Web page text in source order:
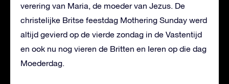
verering van Maria, de moeder van Jezus. De
christelijke Britse feestdag Mothering Sunday werd
altijd gevierd op de vierde zondag in de Vastentijd
en ook nu nog vieren de Britten en Ieren op die dag
Moederdag.